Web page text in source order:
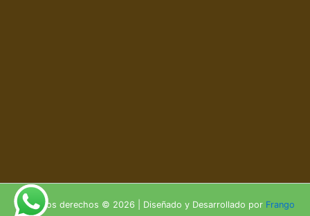
Todos los derechos © 2026 | Diseñado y Desarrollado por Frango